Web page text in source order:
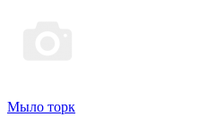
Мыло торк